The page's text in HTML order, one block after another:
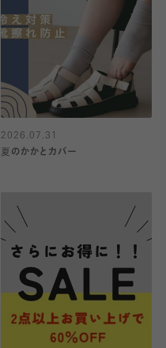
2026.07.31
夏のかかとカバー